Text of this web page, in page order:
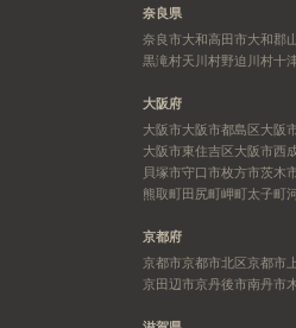
奈良県
奈良市大和高田市大和郡
黒滝村天川村野迫川村十
大阪府
大阪市大阪市都島区大阪
大阪市東住吉区大阪市西
貝塚市守口市枚方市茨木
熊取町田尻町岬町太子町
京都府
京都市京都市北区京都市
京田辺市京丹後市南丹市